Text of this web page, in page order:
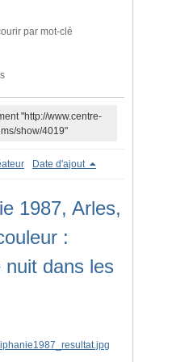
par mot-clé
"http://www.centre-
show/4019"
Date d'ajout
1987, Arles,
:
dans les